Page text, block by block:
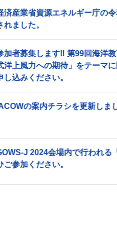
済産業省資源エネルギー庁の
れました。
加者募集します‼ 第99回海洋
洋上風力への期待」をテーマ
し込みください。
の案内チラシを更新しま
J 2024会場内で行われる
ご参加ください。